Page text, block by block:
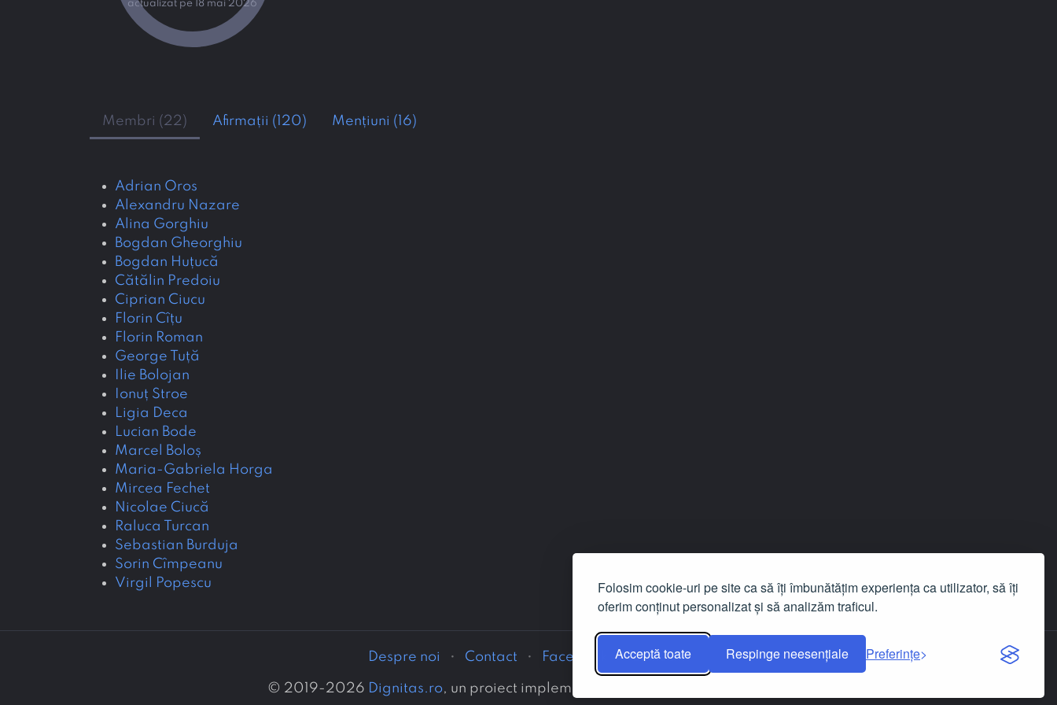
Folosim cookie-uri pe site ca să îți îmbunătățim experiența ca utilizator, să îți
oferim conținut personalizat și să analizăm traficul.
Acceptă toate Respinge neesențiale Preferințe
actualizat pe 18 mai 2026
Membri (22) Afirmații (120) Mențiuni (16)
Adrian Oros
Alexandru Nazare
Alina Gorghiu
Bogdan Gheorghiu
Bogdan Huțucă
Cătălin Predoiu
Ciprian Ciucu
Florin Cîțu
Florin Roman
George Tuță
Ilie Bolojan
Ionuț Stroe
Ligia Deca
Lucian Bode
Marcel Boloș
Maria-Gabriela Horga
Mircea Fechet
Nicolae Ciucă
Raluca Turcan
Sebastian Burduja
Sorin Cîmpeanu
Virgil Popescu
Despre noi Contact Facebook LinkedIn
© 2019-2026 Dignitas.ro, un proiect implementat de Asociația Zero Minciuni